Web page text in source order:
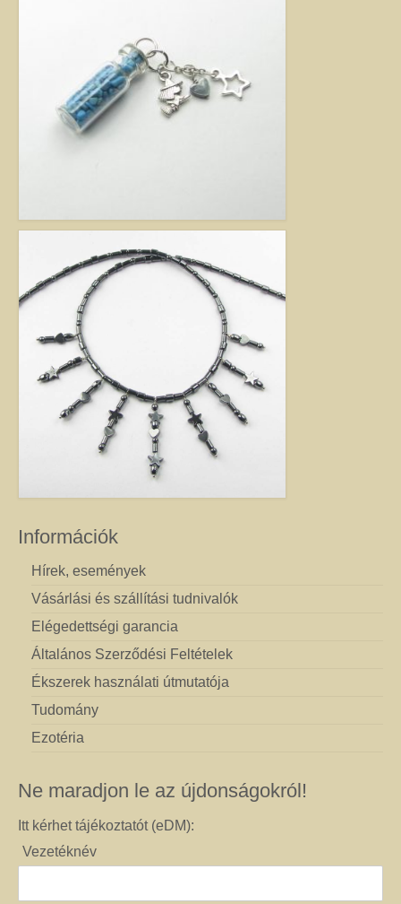
Jó tanácsok babalánchoz
Virág ékszer
A szobai növények, kaktuszok a lakás díszei, de sajnos nem vagy csak ritkán
virágoznak.Biztosan Ön is szép kaspóba vagy díszes tartóba teszi őket, de
ennél többet is tehet értük. A kézműves Virág ékszerekkel színesebbé és
Információk
Hírek, események
Vásárlási és szállítási tudnivalók
Elégedettségi garancia
Általános Szerződési Feltételek
Ékszerek használati útmutatója
Tudomány
Ezotéria
Ne maradjon le az újdonságokról!
Itt kérhet tájékoztatót (eDM):
Vezetéknév